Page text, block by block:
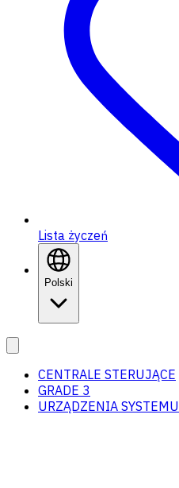
Lista życzeń
Polski
CENTRALE STERUJĄCE
GRADE 3
URZĄDZENIA SYSTEMU